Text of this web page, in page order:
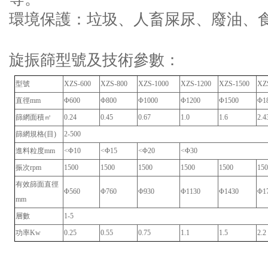
環境保護：垃圾、人畜屎尿、廢油、
旋振篩型號及技術參數：
型號 XZS-600 XZS-800 XZS-1000 XZS-1200 XZS-1500
直徑mm Φ600 Φ800 Φ1000 Φ1200 Φ1500
篩網面積㎡
0.24 0.45 0.67 1.0 1.6
篩網規格(目)
2-500
進料粒度mm <Φ10 <Φ15 <Φ20
<Φ30
振次rpm 1500 1500 1500 1500 1500
有效篩面直徑
mm
Φ560 Φ760 Φ930 Φ1130 Φ1430
層數
1-5
功率Kw 0.25 0.55 0.75 1.1 1.5 2.2